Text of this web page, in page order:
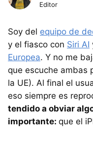
Editor
Soy del equipo de
y el fiasco con Siri AI
Europea. Y no me
que escuche ambas
la UE). Al final el
eso siempre es
tendido a obviar
importante: que el